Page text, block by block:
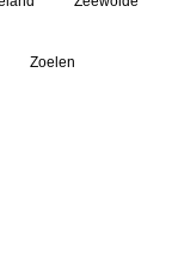
Zoelen